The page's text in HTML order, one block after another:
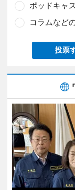
ポッドキャ
コラムなど
投票